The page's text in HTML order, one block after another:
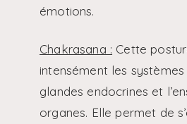
émotions.
Chakrasana : Cette
intensément les systèmes
glandes endocrines et
organes. Elle permet de